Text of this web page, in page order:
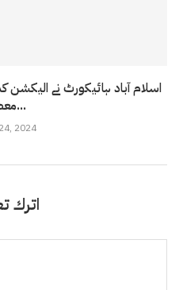
اسلام آباد ہائیکورٹ نے الیکشن
معطل...
2024
اترك